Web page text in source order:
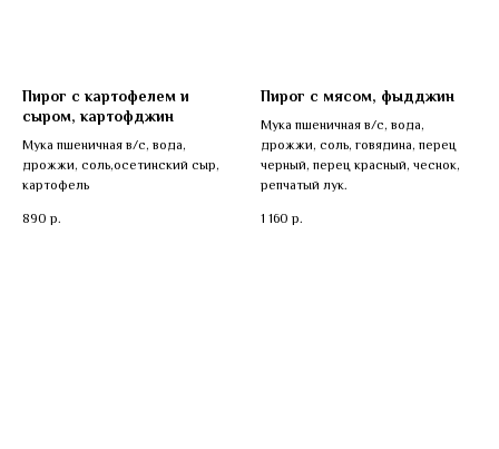
Пирог с картофелем и
сыром, картофджин
Мука пшеничная в/с, вода,
дрожжи, соль,осетинский сыр,
картофель
890 р.
Пирог с мясом, фыдджин
Мука пшеничная в/с, вода,
дрожжи, соль, говядина, перец
черный, перец красный, чеснок,
репчатый лук.
1 160 р.